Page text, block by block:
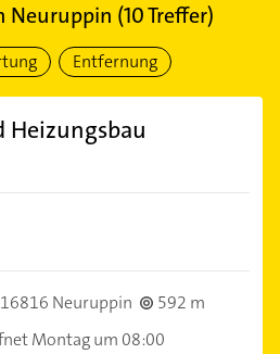
Neuruppin (10Treffer)
Entfernung
Heizungsbau
16816 Neuruppin
592 m
Montag um 08:00